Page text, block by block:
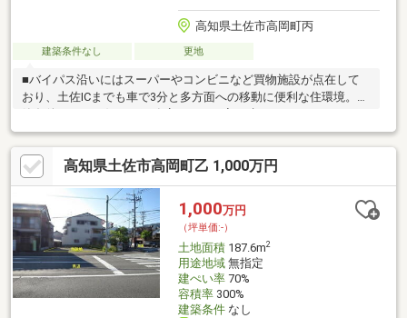
高知県土佐市高岡町丙
建築条件なし 更地
■バイパス沿いにはスーパーやコンビニなど買物施設が点在して
おり、土佐ICまでも車で3分と多方面への移動に便利な住環境。建
■水道負担金313189円+水道引き込み代11万円別途必要です。
高知県土佐市高岡町乙 1,000万円
1,000万円
（坪単価:-）
土地面積187.6m2
用途地域無指定
建ぺい率70%
容積率300%
建築条件なし